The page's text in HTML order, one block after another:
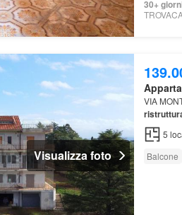
30+
Visualizza foto
VIA
5
Balcone